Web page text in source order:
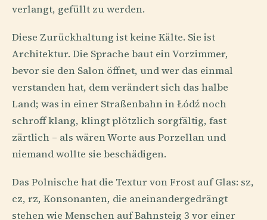
verlangt, gefüllt zu werden.
Diese Zurückhaltung ist keine Kälte. Sie ist
Architektur. Die Sprache baut ein Vorzimmer,
bevor sie den Salon öffnet, und wer das einmal
verstanden hat, dem verändert sich das halbe
Land; was in einer Straßenbahn in Łódź noch
schroff klang, klingt plötzlich sorgfältig, fast
zärtlich – als wären Worte aus Porzellan und
niemand wollte sie beschädigen.
Das Polnische hat die Textur von Frost auf Glas: sz,
cz, rz, Konsonanten, die aneinandergedrängt
stehen wie Menschen auf Bahnsteig 3 vor einer